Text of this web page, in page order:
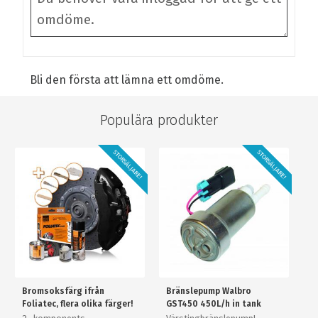
Bli den första att lämna ett omdöme.
Populära produkter
Bromsoksfärg ifrån
Foliatec, flera olika färger!
STORSÄLJARE!
Bränslepump Walbro
GST450 450L/h in tank
STORSÄLJARE!